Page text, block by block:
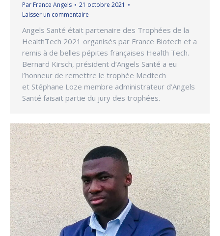
Par France Angels
21 octobre 2021
Laisser un commentaire
Angels Santé était partenaire des Trophées de la
HealthTech 2021 organisés par France Biotech et a
remis à de belles pépites françaises Health Tech.
Bernard Kirsch, président d’Angels Santé a eu
l’honneur de remettre le trophée Medtech
et Stéphane Loze membre administrateur d’Angels
Santé faisait partie du jury des trophées.